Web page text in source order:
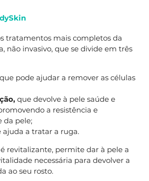
tratamentos mais completos da
não invasivo, que se divide em três
que pode ajudar a remover as células
que devolve à pele saúde e
a resistência e
da pele;
ajuda a tratar a ruga.
é revitalizante, permite dar à pele a
necessária para devolver a
ao seu rosto.